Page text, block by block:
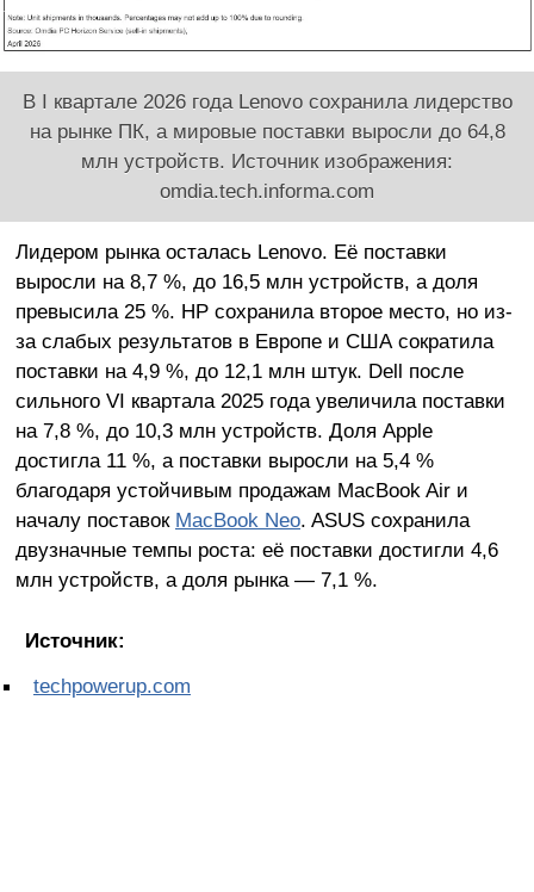
В I квартале 2026 года Lenovo сохранила лидерство
на рынке ПК, а мировые поставки выросли до 64,8
млн устройств. Источник изображения:
omdia.tech.informa.com
Лидером рынка осталась Lenovo. Её поставки
выросли на 8,7 %, до 16,5 млн устройств, а доля
превысила 25 %. HP сохранила второе место, но из-
за слабых результатов в Европе и США сократила
поставки на 4,9 %, до 12,1 млн штук. Dell после
сильного VI квартала 2025 года увеличила поставки
на 7,8 %, до 10,3 млн устройств. Доля Apple
достигла 11 %, а поставки выросли на 5,4 %
благодаря устойчивым продажам MacBook Air и
началу поставок MacBook Neo. ASUS сохранила
двузначные темпы роста: её поставки достигли 4,6
млн устройств, а доля рынка — 7,1 %.
Источник:
techpowerup.com